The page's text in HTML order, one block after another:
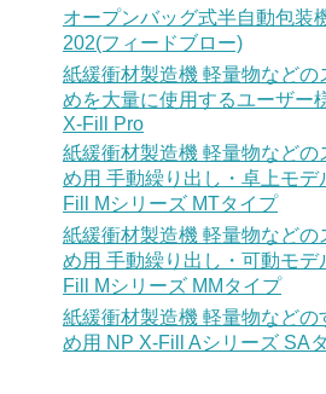
オープンバッグ式半自動包装
202(フィードブロー)
紙緩衝材製造機 軽量物などの
めを大量に使用するユーザー
X-Fill Pro
紙緩衝材製造機 軽量物などの
め用 手動繰り出し・卓上モデ
Fill Mシリーズ MTタイプ
紙緩衝材製造機 軽量物などの
め用 手動繰り出し・可動モデ
Fill Mシリーズ MMタイプ
紙緩衝材製造機 軽量物などの
め用 NP X-Fill Aシリーズ SA